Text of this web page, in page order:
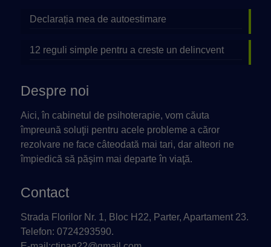
Declarația mea de autoestimare
12 reguli simple pentru a creste un delincvent
Despre noi
Aici, în cabinetul de psihoterapie, vom căuta
împreună soluţii pentru acele probleme a căror
rezolvare ne face câteodată mai tari, dar alteori ne
împiedică să păşim mai departe în viaţă.
Contact
Strada Florilor Nr. 1, Bloc H22, Parter, Apartament 23.
Telefon: 0724293590.